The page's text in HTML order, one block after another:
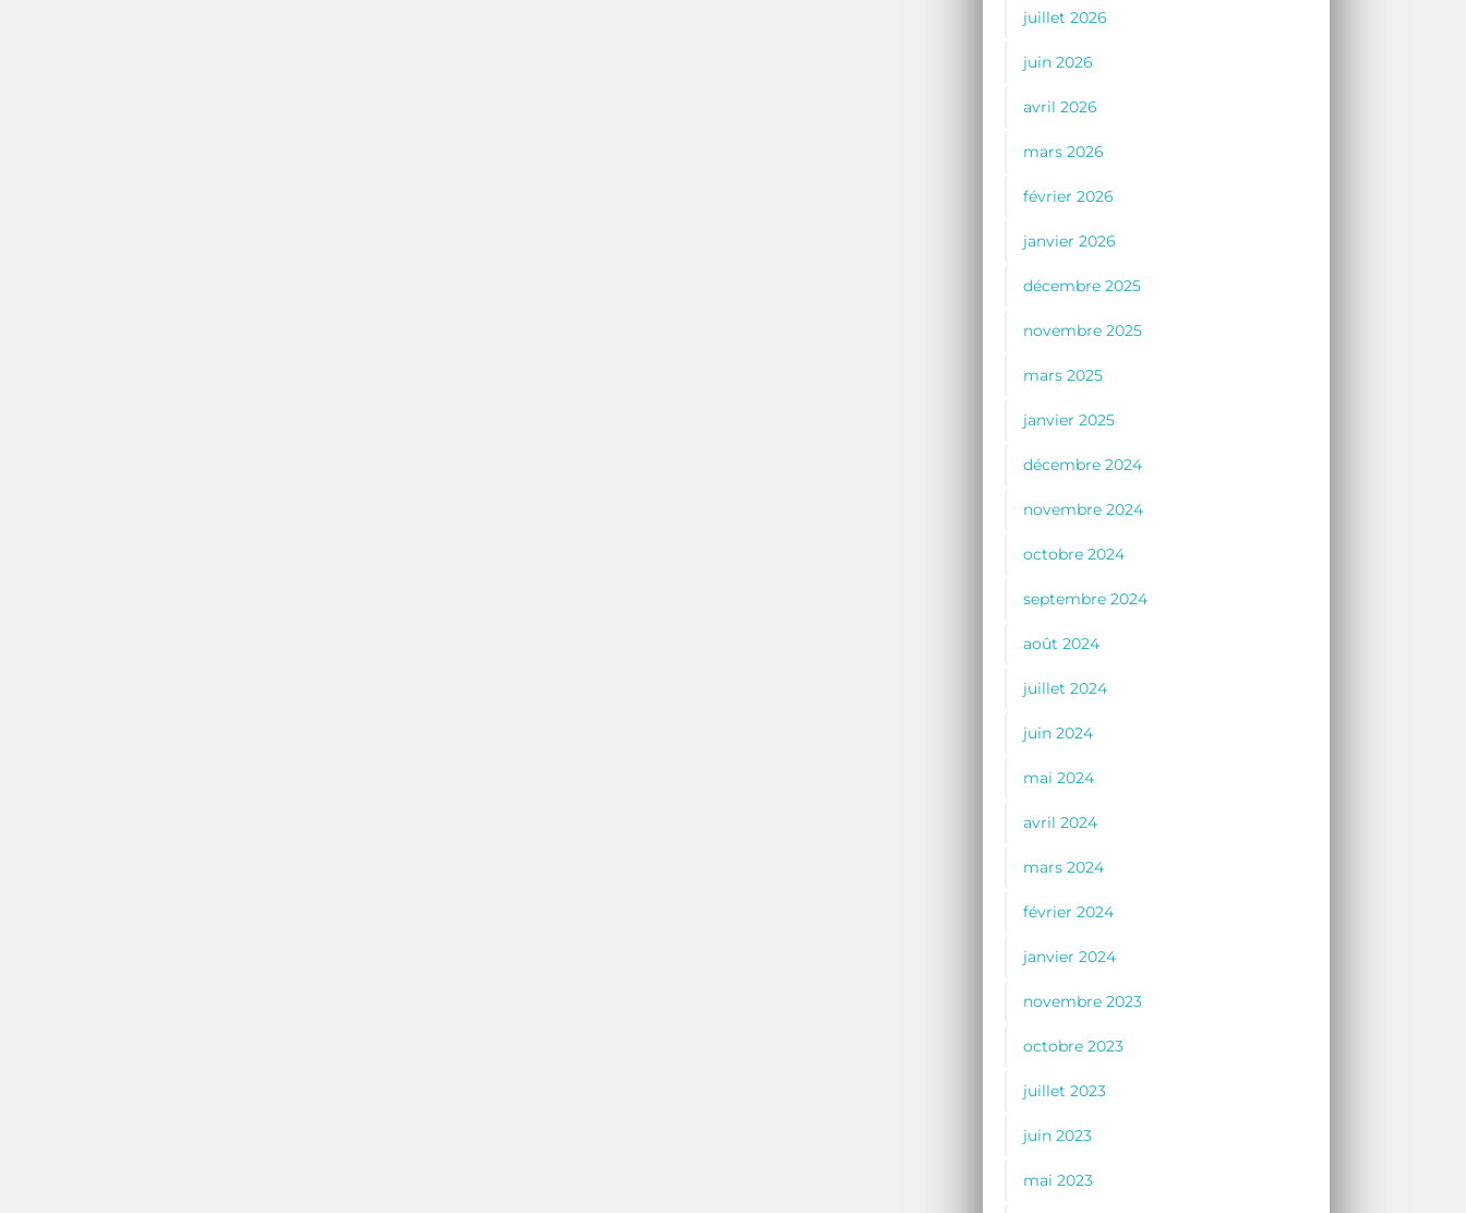
juillet 2026
juin 2026
avril 2026
mars 2026
février 2026
janvier 2026
décembre 2025
novembre 2025
mars 2025
janvier 2025
décembre 2024
novembre 2024
octobre 2024
septembre 2024
août 2024
juillet 2024
juin 2024
mai 2024
avril 2024
mars 2024
février 2024
janvier 2024
novembre 2023
octobre 2023
juillet 2023
juin 2023
mai 2023